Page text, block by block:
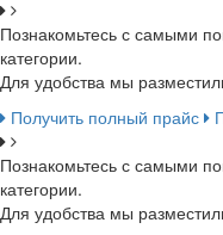
Познакомьтесь с самыми
категории.
Для удобства мы
Получить полный прайс
Познакомьтесь с самыми
категории.
Для удобства мы